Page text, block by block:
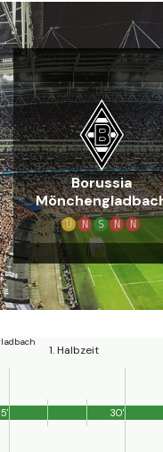
Borussia
U N S N N
1. Halbzeit
30'